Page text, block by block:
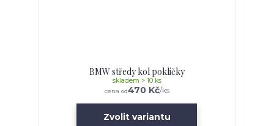
BMW středy kol pokličky
cena od470 Kč/ks
skladem > 10 ks
Zvolit variantu